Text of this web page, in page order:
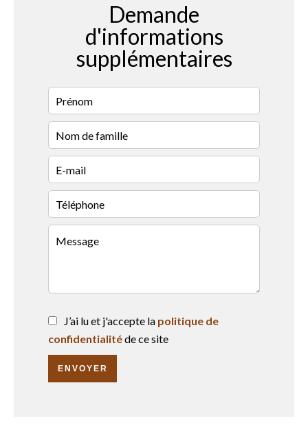
Demande
d'informations
supplémentaires
J’ai lu et j'accepte la politique de
confidentialitéde ce site
ENVOYER